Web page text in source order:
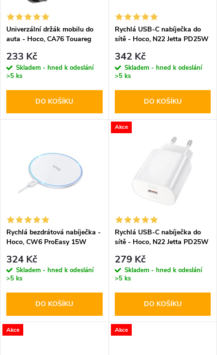
í
p
r
o
d
s
p
r
o
d
ů
Univerzální držák mobilu do
auta - Hoco, CA76 Touareg
233 Kč
Skladem - hned k odeslání
>5 ks
DO KOŠÍKU
Rychlá USB-C nabíječka do
sítě - Hoco, N22 Jetta PD25W
342 Kč
Skladem - hned k odeslání
>5 ks
DO KOŠÍKU
Rychlá bezdrátová nabíječka -
Hoco, CW6 ProEasy 15W
324 Kč
Skladem - hned k odeslání
>5 ks
DO KOŠÍKU
Akce
Rychlá USB-C nabíječka do
sítě - Hoco, N22 Jetta PD25W
279 Kč
Skladem - hned k odeslání
>5 ks
DO KOŠÍKU
Akce Akce